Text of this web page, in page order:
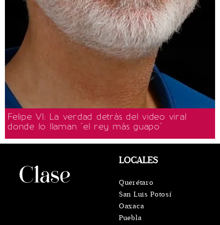
Felipe VI: La verdad detrás del video viral
donde lo llaman "el rey más guapo"
LOCALES
Querétaro
San Luis Potosí
Oaxaca
Puebla